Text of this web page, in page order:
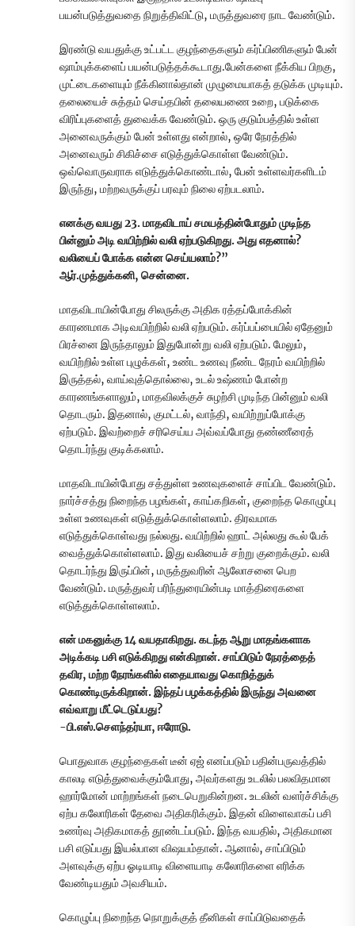
பயன்படுத்துவதை நிறுத்திவிட்டு, மருத்துவரை நாட வேண்டும்.
இரண்டு வயதுக்கு உட்பட்ட குழந்தைகளும் கர்ப்பிணிகளும் பேன்
ஷாம்புக்களைப் பயன்படுத்தக்கூடாது.பேன்களை நீக்கிய பிறகு,
முட்டைகளையும் நீக்கினால்தான் முழுமையாகத் தடுக்க முடியும்.
தலையைச் சுத்தம் செய்தபின் தலையணை உறை, படுக்கை
விரிப்புகளைத் துவைக்க வேண்டும். ஒரு குடும்பத்தில் உள்ள
அனைவருக்கும் பேன் உள்ளது என்றால், ஒரே நேரத்தில்
அனைவரும் சிகிச்சை எடுத்துக்கொள்ள வேண்டும்.
ஒவ்வொருவராக எடுத்துக்கொண்டால், பேன் உள்ளவர்களிடம்
இருந்து, மற்றவருக்குப் பரவும் நிலை ஏற்படலாம்.
எனக்கு வயது 23. மாதவிடாய் சமயத்தின்போதும் முடிந்த
பின்னும் அடி வயிற்றில் வலி ஏற்படுகிறது. அது எதனால்?
வலியைப் போக்க என்ன செய்யலாம்?”
ஆர்.முத்துக்கனி, சென்னை.
மாதவிடாயின்போது சிலருக்கு அதிக ரத்தப்போக்கின்
காரணமாக அடிவயிற்றில் வலி ஏற்படும். கர்ப்பப்பையில் ஏதேனும்
பிரச்னை இருந்தாலும் இதுபோன்று வலி ஏற்படும். மேலும்,
வயிற்றில் உள்ள புழுக்கள், உண்ட உணவு நீண்ட நேரம் வயிற்றில்
இருத்தல், வாய்வுத்தொல்லை, உடல் உஷ்ணம் போன்ற
காரணங்களாலும், மாதவிலக்குச் சுழற்சி முடிந்த பின்னும் வலி
தொடரும். இதனால், குமட்டல், வாந்தி, வயிற்றுப்போக்கு
ஏற்படும். இவற்றைச் சரிசெய்ய அவ்வப்போது தண்ணீரைத்
தொடர்ந்து குடிக்கலாம்.
மாதவிடாயின்போது சத்துள்ள உணவுகளைச் சாப்பிட வேண்டும்.
நார்ச்சத்து நிறைந்த பழங்கள், காய்கறிகள், குறைந்த கொழுப்பு
உள்ள உணவுகள் எடுத்துக்கொள்ளலாம். திரவமாக
எடுத்துக்கொள்வது நல்லது. வயிற்றில் ஹாட் அல்லது கூல் பேக்
வைத்துக்கொள்ளலாம். இது வலியைச் சற்று குறைக்கும். வலி
தொடர்ந்து இருப்பின், மருத்துவரின் ஆலோசனை பெற
வேண்டும். மருத்துவர் பரிந்துரையின்படி மாத்திரைகளை
எடுத்துக்கொள்ளலாம்.
என் மகனுக்கு 14 வயதாகிறது. கடந்த ஆறு மாதங்களாக
அடிக்கடி பசி எடுக்கிறது என்கிறான். சாப்பிடும் நேரத்தைத்
தவிர, மற்ற நேரங்களில் எதையாவது கொறித்துக்
கொண்டிருக்கிறான். இந்தப் பழக்கத்தில் இருந்து அவனை
எவ்வாறு மீட்டெடுப்பது?
-பி.எஸ்.செளந்தர்யா, ஈரோடு.
பொதுவாக குழந்தைகள் டீன் ஏஜ் எனப்படும் பதின்பருவத்தில்
காலடி எடுத்துவைக்கும்போது, அவர்களது உடலில் பலவிதமான
ஹார்மோன் மாற்றங்கள் நடைபெறுகின்றன. உடலின் வளர்ச்சிக்கு
ஏற்ப கலோரிகள் தேவை அதிகரிக்கும். இதன் விளைவாகப் பசி
உணர்வு அதிகமாகத் தூண்டப்படும். இந்த வயதில், அதிகமான
பசி எடுப்பது இயல்பான விஷயம்தான். ஆனால், சாப்பிடும்
அளவுக்கு ஏற்ப ஓடியாடி விளையாடி கலோரிகளை எரிக்க
வேண்டியதும் அவசியம்.
கொழுப்பு நிறைந்த நொறுக்குத் தீனிகள் சாப்பிடுவதைக்